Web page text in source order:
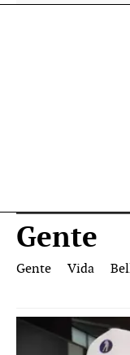
Gente
Gente Vida